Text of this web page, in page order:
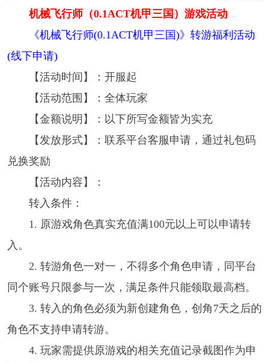
机械飞行师（0.1ACT机甲三国）游戏活动
《机械飞行师(0.1ACT机甲三国)》转游福利活动
(线下申请)
【活动时间】：开服起
【活动范围】：全体玩家
【金额说明】：以下所写金额皆为实充
【发放形式】：联系平台客服申请，通过礼包码
兑换奖励
【活动内容】：
转入条件：
1. 原游戏角色真实充值满100元以上可以申请转
入。
2. 转游角色一对一，不得多个角色申请，同平台
同个账号只限参与一次，满足条件只能领取最高档。
3. 转入的角色必须为新创建角色，创角7天之后的
角色不支持申请转游。
4. 玩家需提供原游戏的相关充值记录截图作为申